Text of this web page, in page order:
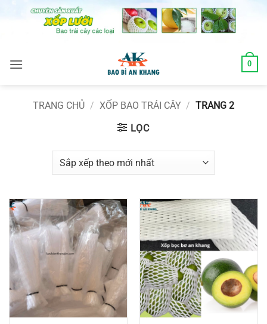
0
TRANG CHỦ / XỐP BAO TRÁI CÂY / TRANG 2
LỌC